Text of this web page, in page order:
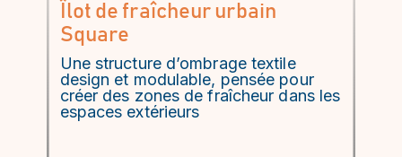
Îlot de fraîcheur urbain
Square
Une structure d’ombrage textile
design et modulable, pensée pour
créer des zones de fraîcheur dans les
espaces extérieurs